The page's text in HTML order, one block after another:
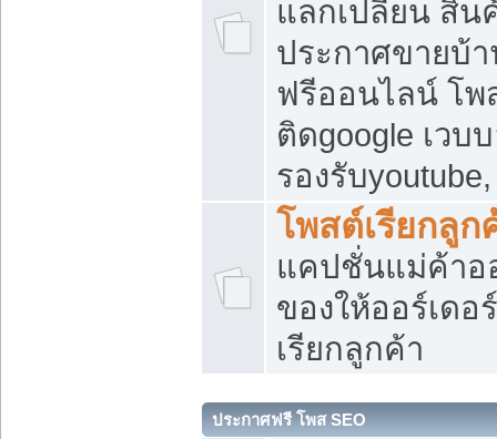
แลกเปลี่ยน สิน
ประกาศขายบ้
ฟรีออนไลน์ โพ
ติดgoogle เวบ
รองรับ
โพสต์เรียกลูก
แคปชั่นแม่ค้าอ
ของให้ออร์เดอ
เรียกลูกค้า
ประกาศฟรี โพส SEO